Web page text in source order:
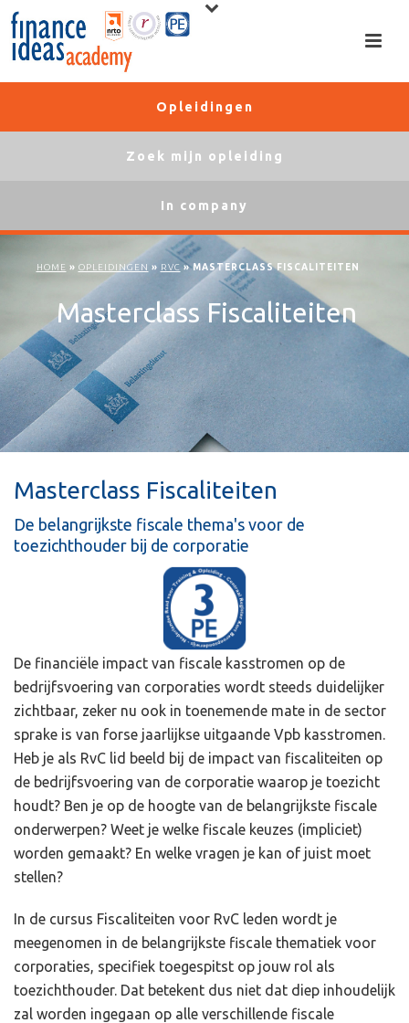
Opleidingen
Zoek mijn opleiding
In company
HOME » OPLEIDINGEN » RVC »MASTERCLASS FISCALITEITEN
Masterclass Fiscaliteiten
Masterclass Fiscaliteiten
De belangrijkste fiscale thema's voor de
toezichthouder bij de corporatie
De financiële impact van fiscale kasstromen op de
bedrijfsvoering van corporaties wordt steeds duidelijker
zichtbaar, zeker nu ook in toenemende mate in de sector
sprake is van forse jaarlijkse uitgaande Vpb kasstromen.
Heb je als RvC lid beeld bij de impact van fiscaliteiten op
de bedrijfsvoering van de corporatie waarop je toezicht
houdt? Ben je op de hoogte van de belangrijkste fiscale
onderwerpen? Weet je welke fiscale keuzes (impliciet)
worden gemaakt? En welke vragen je kan of juist moet
stellen?
In de cursus Fiscaliteiten voor RvC leden wordt je
meegenomen in de belangrijkste fiscale thematiek voor
corporaties, specifiek toegespitst op jouw rol als
toezichthouder. Dat betekent dus niet dat diep inhoudelijk
zal worden ingegaan op alle verschillende fiscale